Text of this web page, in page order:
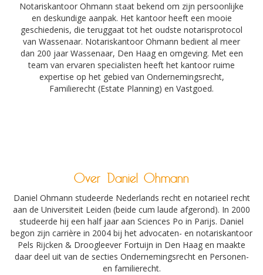
Notariskantoor Ohmann staat bekend om zijn persoonlijke
en deskundige aanpak. Het kantoor heeft een mooie
geschiedenis, die teruggaat tot het oudste notarisprotocol
van Wassenaar. Notariskantoor Ohmann bedient al meer
dan 200 jaar Wassenaar, Den Haag en omgeving. Met een
team van ervaren specialisten heeft het kantoor ruime
expertise op het gebied van Ondernemingsrecht,
Familierecht (Estate Planning) en Vastgoed.
Over Daniel Ohmann
Daniel Ohmann studeerde Nederlands recht en notarieel recht
aan de Universiteit Leiden (beide cum laude afgerond). In 2000
studeerde hij een half jaar aan Sciences Po in Parijs. Daniel
begon zijn carrière in 2004 bij het advocaten- en notariskantoor
Pels Rijcken & Droogleever Fortuijn in Den Haag en maakte
daar deel uit van de secties Ondernemingsrecht en Personen-
en familierecht.